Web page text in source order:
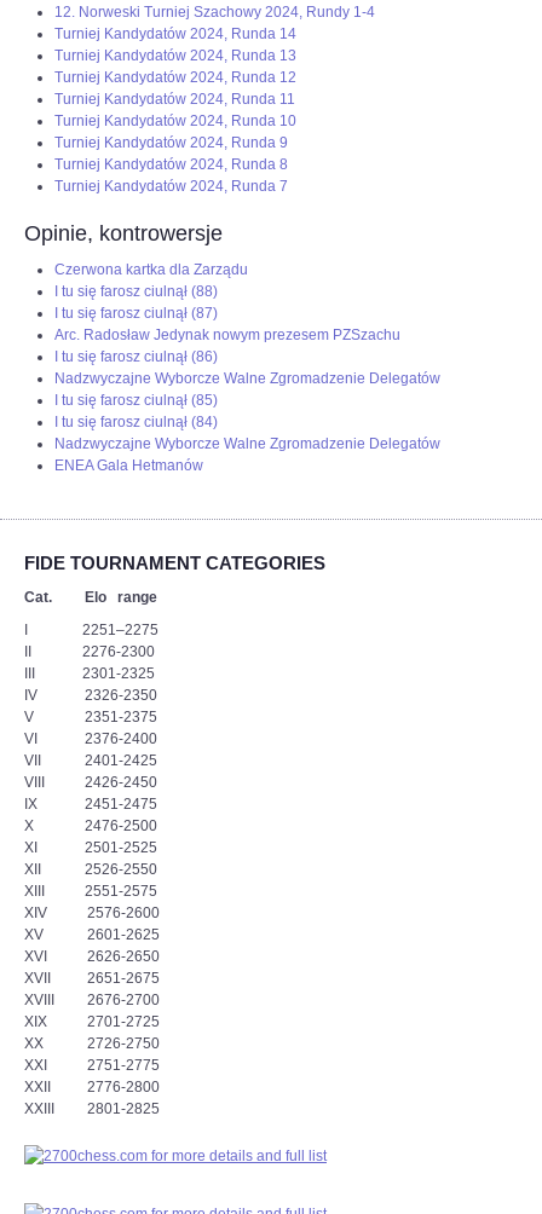
12. Norweski Turniej Szachowy 2024, Rundy 1-4
Turniej Kandydatów 2024, Runda 14
Turniej Kandydatów 2024, Runda 13
Turniej Kandydatów 2024, Runda 12
Turniej Kandydatów 2024, Runda 11
Turniej Kandydatów 2024, Runda 10
Turniej Kandydatów 2024, Runda 9
Turniej Kandydatów 2024, Runda 8
Turniej Kandydatów 2024, Runda 7
Opinie, kontrowersje
Czerwona kartka dla Zarządu
I tu się farosz ciulnął (88)
I tu się farosz ciulnął (87)
Arc. Radosław Jedynak nowym prezesem PZSzachu
I tu się farosz ciulnął (86)
Nadzwyczajne Wyborcze Walne Zgromadzenie Delegatów
I tu się farosz ciulnął (85)
I tu się farosz ciulnął (84)
Nadzwyczajne Wyborcze Walne Zgromadzenie Delegatów
ENEA Gala Hetmanów
FIDE TOURNAMENT CATEGORIES
Cat. Elo range
I 2251–2275
II 2276-2300
III 2301-2325
IV 2326-2350
V 2351-2375
VI 2376-2400
VII 2401-2425
VIII 2426-2450
IX 2451-2475
X 2476-2500
XI 2501-2525
XII 2526-2550
XIII 2551-2575
XIV 2576-2600
XV 2601-2625
XVI 2626-2650
XVII 2651-2675
XVIII 2676-2700
XIX 2701-2725
XX 2726-2750
XXI 2751-2775
XXII 2776-2800
XXIII 2801-2825